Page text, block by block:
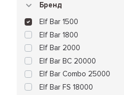
Бренд
Elf Bar 1500
Elf Bar 1800
Elf Bar 2000
Elf Bar BC 20000
Elf Bar Combo 25000
Elf Bar FS 18000